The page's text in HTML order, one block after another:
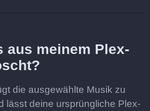
aus meinem Plex-
die ausgewählte Musik zu
lässt deine ursprüngliche Plex-